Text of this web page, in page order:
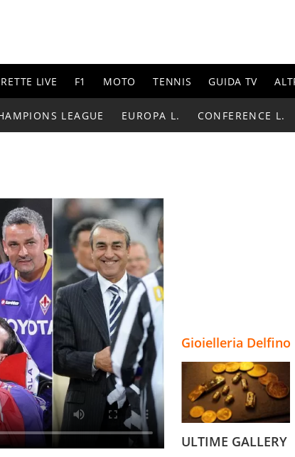
LIVE F1 MOTO TENNIS GUIDA TV
LEAGUE EUROPA L. CONFERENCE L.
Gioielleria Delfino
ULTIME GALLERY